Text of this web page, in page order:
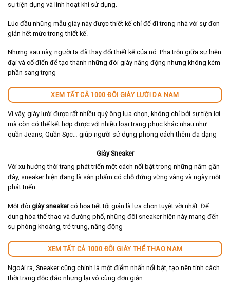
sự tiện dụng và linh hoạt khi sử dụng.
Lúc đầu những mẫu giày này được thiết kế chỉ để đi trong nhà với sự đơn
giản hết mức trong thiết kế.
Nhưng sau này, người ta đã thay đổi thiết kế của nó. Pha trộn giữa sự hiện
đại và cổ điển để tạo thành những đôi giày năng động nhưng không kém
phần sang trọng
XEM TẤT CẢ 1000 ĐÔI GIÀY LƯỜI DA NAM
Vì vậy, giày lười được rất nhiều quý ông lựa chọn, không chỉ bởi sự tiện lợi
mà còn có thể kết hợp được với nhiều loại trang phục khác nhau như
quần Jeans, Quần Sọc… giúp người sử dụng phong cách thêm đa dạng
Giày Sneaker
Với xu hướng thời trang phát triển một cách nổi bật trong những năm gần
đây, sneaker hiện đang là sản phẩm có chỗ đứng vững vàng và ngày một
phát triển
Một đôi giày sneakercó họa tiết tối giản là lựa chọn tuyệt vời nhất. Để
dung hòa thể thao và đường phố, những đôi sneaker hiện này mang đến
sự phóng khoáng, trẻ trung, năng động
XEM TẤT CẢ 1000 ĐÔI GIÀY THỂ THAO NAM
Ngoài ra, Sneaker cũng chính là một điểm nhấn nổi bật, tạo nên tính cách
thời trang độc đáo nhưng lại vô cùng đơn giản.